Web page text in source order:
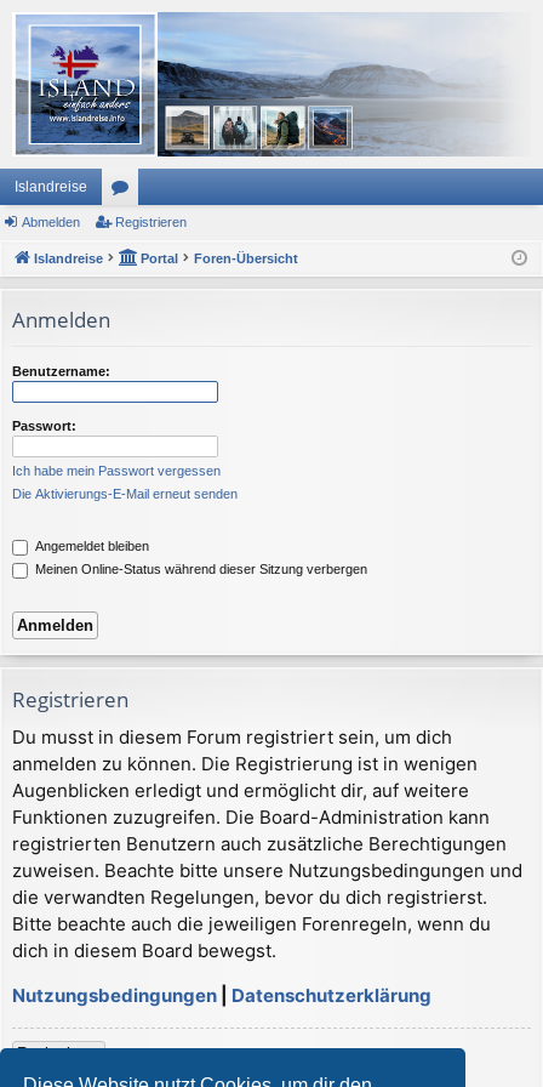
Islandreise
or
en
Abmelden Registrieren
Islandreise Portal Foren-Übersicht
Anmelden
Benutzername:
Passwort:
Ich habe mein Passwort vergessen
Die Aktivierungs-E-Mail erneut senden
Angemeldet bleiben
Meinen Online-Status während dieser Sitzung verbergen
Registrieren
Du musst in diesem Forum registriert sein, um dich
anmelden zu können. Die Registrierung ist in wenigen
Augenblicken erledigt und ermöglicht dir, auf weitere
Funktionen zuzugreifen. Die Board-Administration kann
registrierten Benutzern auch zusätzliche Berechtigungen
zuweisen. Beachte bitte unsere Nutzungsbedingungen und
die verwandten Regelungen, bevor du dich registrierst.
Bitte beachte auch die jeweiligen Forenregeln, wenn du
dich in diesem Board bewegst.
Nutzungsbedingungen
Datenschutzerklärung
Registrieren